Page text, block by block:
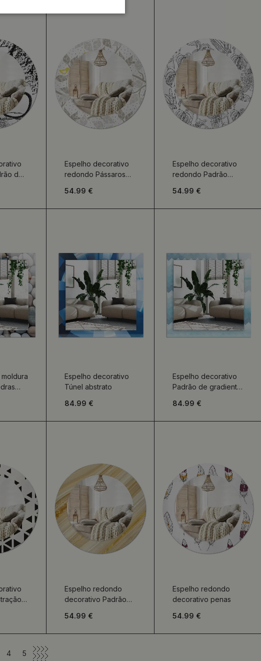
de
Espelho decorativo
redondo Pássaros
54.99 €
Espelho decorativo
redondo Padrão
54.99 €
Espelho decorativo
Túnel abstrato
84.99 €
Espelho decorativo
Padrão de gradiente
84.99 €
Espelho redondo
decorativo Padrão
54.99 €
Espelho redondo
decorativo penas
54.99 €
4 5